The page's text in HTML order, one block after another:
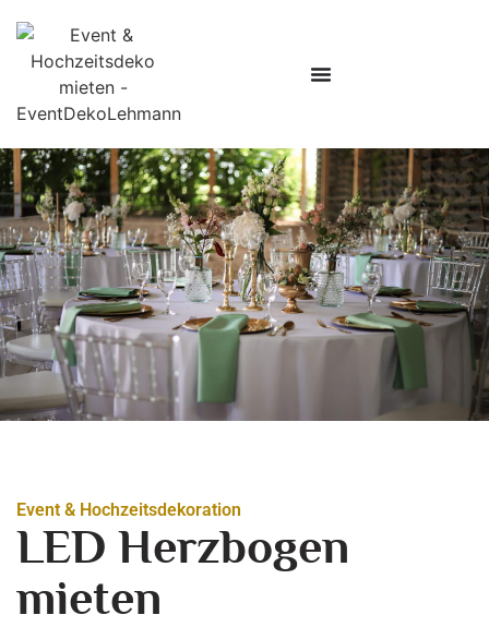
Event & Hochzeitsdekoration
LED Herzbogen
mieten